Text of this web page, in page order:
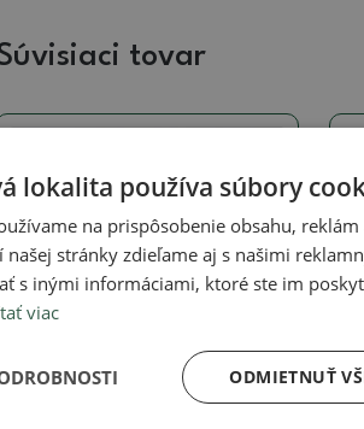
tovar
lokalita používa súbory
na prispôsobenie obsahu,
našej stránky zdieľame aj s našimi
s inými informáciami, ktoré ste im
viac
ODMIETNUŤ